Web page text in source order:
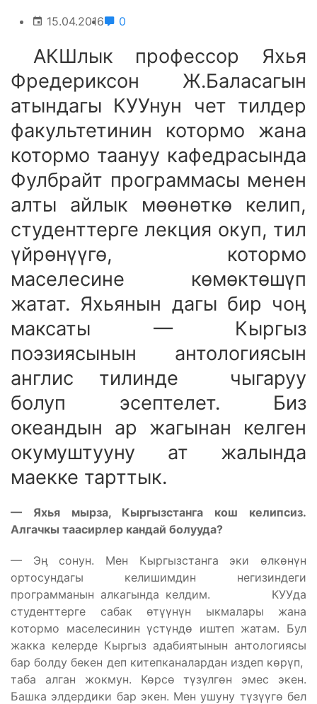
15.04.2016 0
АКШлык профессор Яхья
Фредериксон Ж.Баласагын
атындагы КУУнун чет тилдер
факультетинин котормо жана
котормо таануу кафедрасында
Фулбрайт программасы менен
алты айлык мөөнөткө келип,
студенттерге лекция окуп, тил
үйрөнүүгө, котормо
маселесине көмөктөшүп
жатат. Яхьянын дагы бир чоӊ
максаты — Кыргыз
поэзиясынын антологиясын
англис тилинде чыгаруу
болуп эсептелет. Биз
океандын ар жагынан келген
окумуштууну ат жалында
маекке тарттык.
— Яхья мырза, Кыргызстанга кош келипсиз.
Алгачкы таасирлер кандай болууда?
— Эӊ сонун. Мен Кыргызстанга эки өлкөнүн
ортосундагы келишимдин негизиндеги
программанын алкагында келдим. КУУда
студенттерге сабак өтүүнүн ыкмалары жана
котормо маселесинин үстүндө иштеп жатам. Бул
жакка келерде Кыргыз адабиятынын антологиясы
бар болду бекен деп китепканалардан издеп көрүп,
таба алган жокмун. Көрсө түзүлгөн эмес экен.
Башка элдердики бар экен. Мен ушуну түзүүгө бел